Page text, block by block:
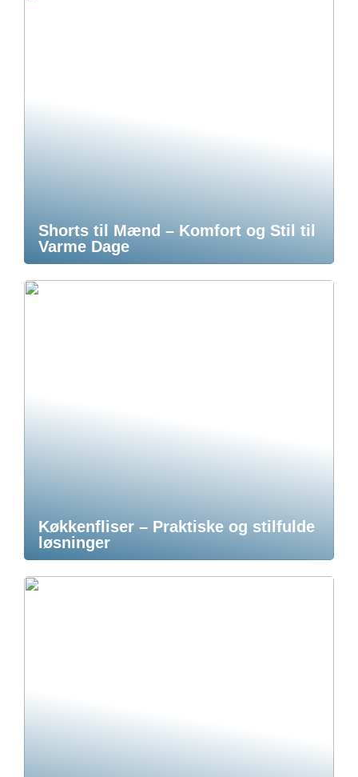
Shorts til Mænd – Komfort og Stil til
Varme Dage
Køkkenfliser – Praktiske og stilfulde
løsninger